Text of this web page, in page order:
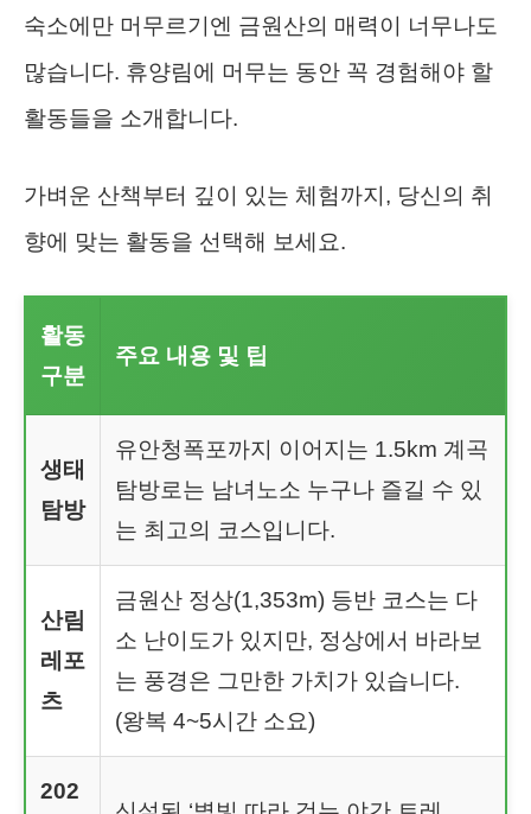
숙소에만 머무르기엔 금원산의 매력이 너무나도
많습니다. 휴양림에 머무는 동안 꼭 경험해야 할
활동들을 소개합니다.
가벼운 산책부터 깊이 있는 체험까지, 당신의 취
향에 맞는 활동을 선택해 보세요.
활동
구분
주요 내용 및 팁
생태
탐방
유안청폭포까지 이어지는 1.5km 계곡
탐방로는 남녀노소 누구나 즐길 수 있
는 최고의 코스입니다.
산림
레포
츠
금원산 정상(1,353m) 등반 코스는 다
소 난이도가 있지만, 정상에서 바라보
는 풍경은 그만한 가치가 있습니다.
(왕복 4~5시간 소요)
202